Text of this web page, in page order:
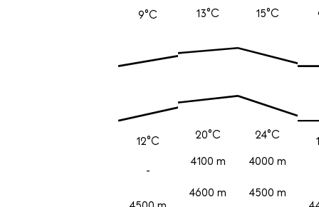
9°C
12°C
-
13°C
20°C
4100 m
4600 m
15°C
24°C
4000 m
4500 m